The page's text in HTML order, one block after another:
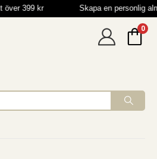
över 399 kr Skapa en personlig
0